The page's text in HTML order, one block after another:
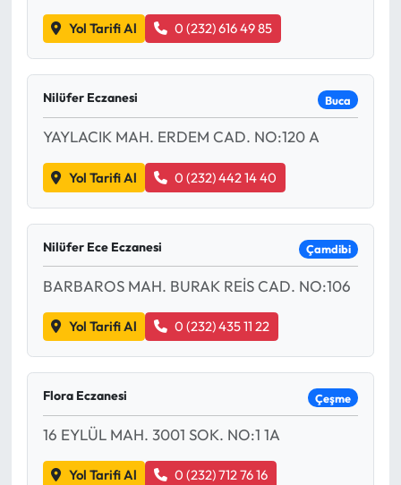
Yol Tarifi Al 0 (232) 616 49 85
Nilüfer Eczanesi Buca
YAYLACIK MAH. ERDEM CAD. NO:120 A
Yol Tarifi Al 0 (232) 442 14 40
Nilüfer Ece Eczanesi Çamdibi
BARBAROS MAH. BURAK REİS CAD. NO:106
Yol Tarifi Al 0 (232) 435 11 22
Flora Eczanesi Çeşme
16 EYLÜL MAH. 3001 SOK. NO:1 1A
Yol Tarifi Al 0 (232) 712 76 16